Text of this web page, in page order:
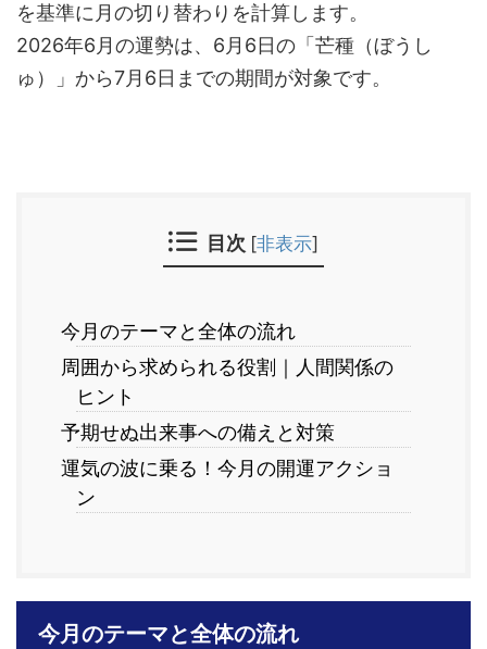
を基準に月の切り替わりを計算します。
2026年6月の運勢は、6月6日の「芒種（ぼうし
ゅ）」から7月6日までの期間が対象です。
目次 [非表示]
今月のテーマと全体の流れ
周囲から求められる役割｜人間関係の
ヒント
予期せぬ出来事への備えと対策
運気の波に乗る！今月の開運アクショ
ン
今月のテーマと全体の流れ